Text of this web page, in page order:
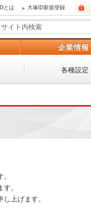
とは 大塚ID新規登録
企業情報
各種設定
。
上げます。